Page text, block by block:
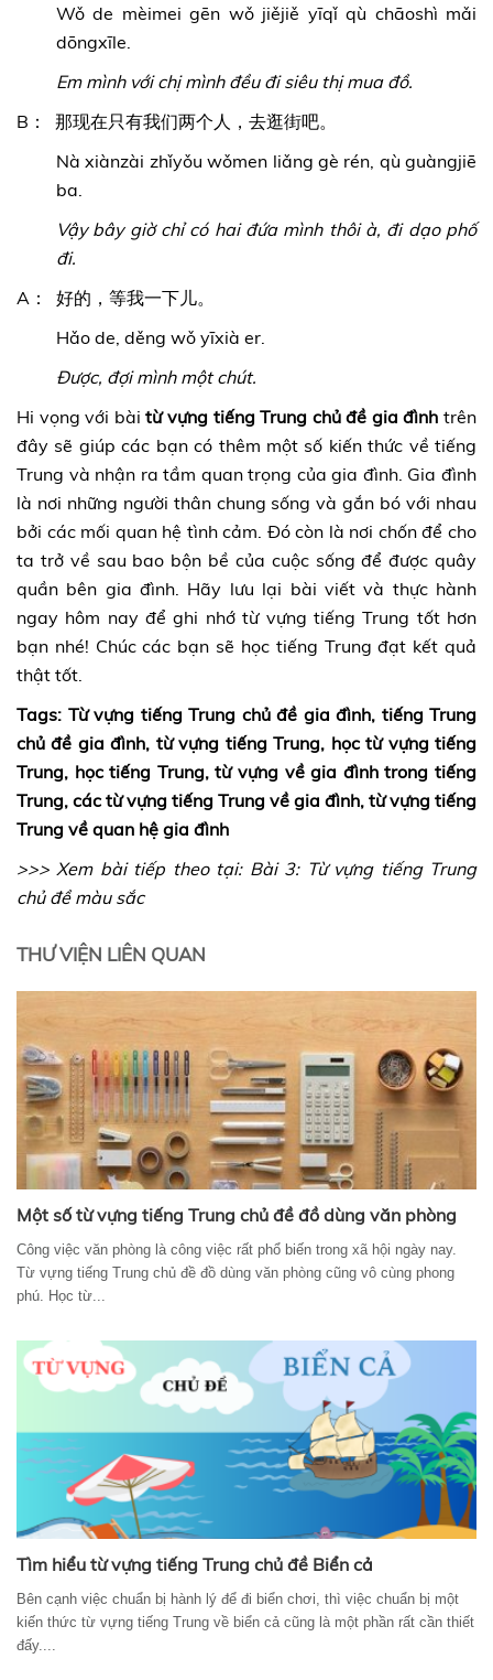
Wǒ de mèimei gēn wǒ jiějiě yīqǐ qù chāoshì mǎi
dōngxīle.
Em mình với chị mình đều đi siêu thị mua đồ.
B： 那现在只有我们两个人，去逛街吧。
Nà xiànzài zhǐyǒu wǒmen liǎng gè rén, qù guàngjiē
ba.
Vậy bây giờ chỉ có hai đứa mình thôi à, đi dạo phố
đi.
A： 好的，等我一下儿。
Hǎo de, děng wǒ yīxià er.
Được, đợi mình một chút.
Hi vọng với bàitừ vựng tiếng Trung chủ đề gia đìnhtrên
đây sẽ giúp các bạn có thêm một số kiến thức về tiếng
Trung và nhận ra tầm quan trọng của gia đình. Gia đình
là nơi những người thân chung sống và gắn bó với nhau
bởi các mối quan hệ tình cảm. Đó còn là nơi chốn để cho
ta trở về sau bao bộn bề của cuộc sống để được quây
quần bên gia đình. Hãy lưu lại bài viết và thực hành
ngay hôm nay để ghi nhớ từ vựng tiếng Trung tốt hơn
bạn nhé! Chúc các bạn sẽ học tiếng Trung đạt kết quả
thật tốt.
Tags: Từ vựng tiếng Trung chủ đề gia đình, tiếng Trung
chủ đề gia đình, từ vựng tiếng Trung, học từ vựng tiếng
Trung, học tiếng Trung, từ vựng về gia đình trong tiếng
Trung, các từ vựng tiếng Trung về gia đình, từ vựng tiếng
Trung về quan hệ gia đình
>>> Xem bài tiếp theo tại: Bài 3: Từ vựng tiếng Trung
chủ đề màu sắc
THƯ VIỆN LIÊN QUAN
Một số từ vựng tiếng Trung chủ đề đồ dùng văn phòng
Công việc văn phòng là công việc rất phổ biến trong xã hội ngày nay.
Từ vựng tiếng Trung chủ đề đồ dùng văn phòng cũng vô cùng phong
phú. Học từ...
Tìm hiểu từ vựng tiếng Trung chủ đề Biển cả
Bên cạnh việc chuẩn bị hành lý để đi biển chơi, thì việc chuẩn bị một
kiến thức từ vựng tiếng Trung về biển cả cũng là một phần rất cần thiết
đấy....